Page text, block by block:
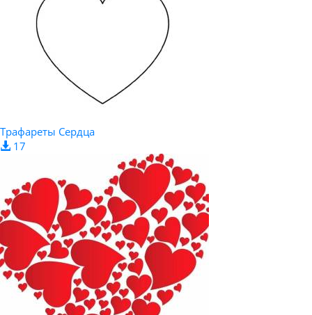
Трафареты Сердца
17